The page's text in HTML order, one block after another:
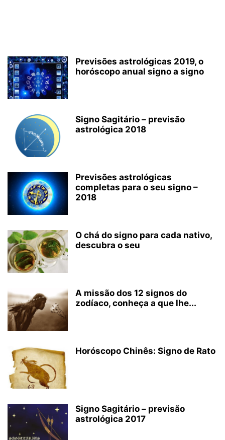
Previsões astrológicas 2019, o
horóscopo anual signo a signo
Signo Sagitário – previsão
astrológica 2018
Previsões astrológicas
completas para o seu signo –
2018
O chá do signo para cada nativo,
descubra o seu
A missão dos 12 signos do
zodíaco, conheça a que lhe...
Horóscopo Chinês: Signo de Rato
Signo Sagitário – previsão
astrológica 2017